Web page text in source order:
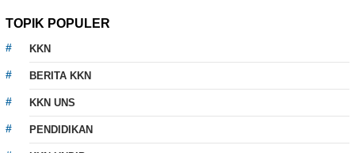
TOPIK POPULER
KKN
BERITA KKN
KKN UNS
PENDIDIKAN